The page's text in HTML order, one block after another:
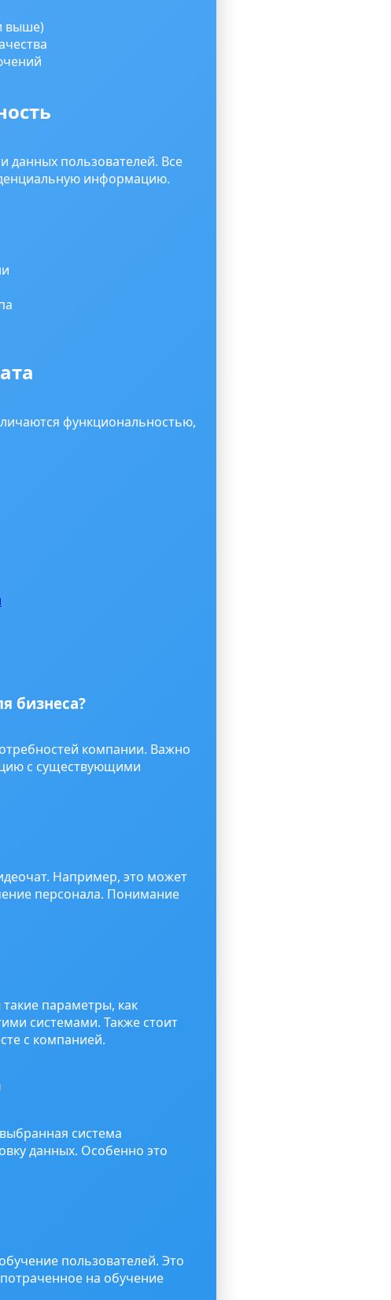
выше)
данных пользователей. Все
информацию.
функциональностью,
бизнеса?
компании. Важно
с существующими
Например, это может
персонала. Понимание
параметры, как
системами. Также стоит
с компанией.
система
данных. Особенно это
пользователей. Это
на обучение